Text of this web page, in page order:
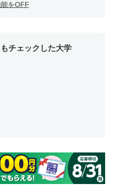
をOFF
チェックした大学